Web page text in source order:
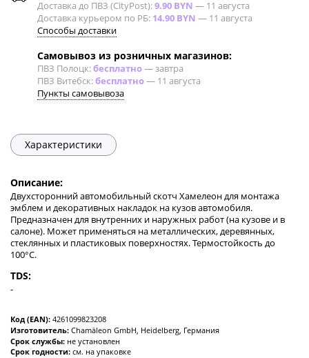
Доставка до ПВЗ (CityPost):9.90 BYN — 11 августа
Доставка курьером по РБ: 14.90 BYN — 11 августа
Способы доставки
Самовывоз из розничных магазинов:
ПВЗ Полоцк:бесплатно—завтра
ПВЗ Витебск:бесплатно— 11 августа
Пункты самовывоза
Характеристики
Описание:
Двухсторонний автомобильный скотч Хамелеон для монтажа
эмблем и декоративных накладок на кузов автомобиля.
Предназначен для внутренних и наружных работ (на кузове и в
салоне). Может применяться на металлических, деревянных,
стеклянных и пластиковых поверхностях. Термостойкость до
100°С.
TDS:
-
Код (EAN): 4261099823208
Изготовитель: Chamäleon GmbH, Heidelberg, Германия
Срок службы: не установлен
Срок годности: см. на упаковке